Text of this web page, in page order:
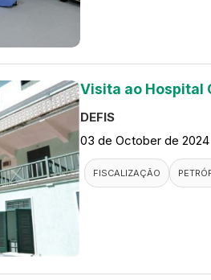
Visita ao Hospital
DEFIS
03 de October de 2024
FISCALIZAÇÃO